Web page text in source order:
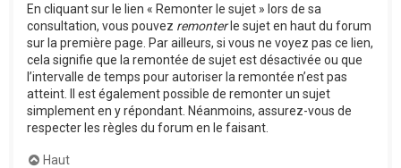
En cliquant sur le lien « Remonter le sujet » lors de sa
consultation, vous pouvez remonterle sujet en haut du forum
sur la première page. Par ailleurs, si vous ne voyez pas ce lien,
cela signifie que la remontée de sujet est désactivée ou que
l’intervalle de temps pour autoriser la remontée n’est pas
atteint. Il est également possible de remonter un sujet
simplement en y répondant. Néanmoins, assurez-vous de
respecter les règles du forum en le faisant.
Haut